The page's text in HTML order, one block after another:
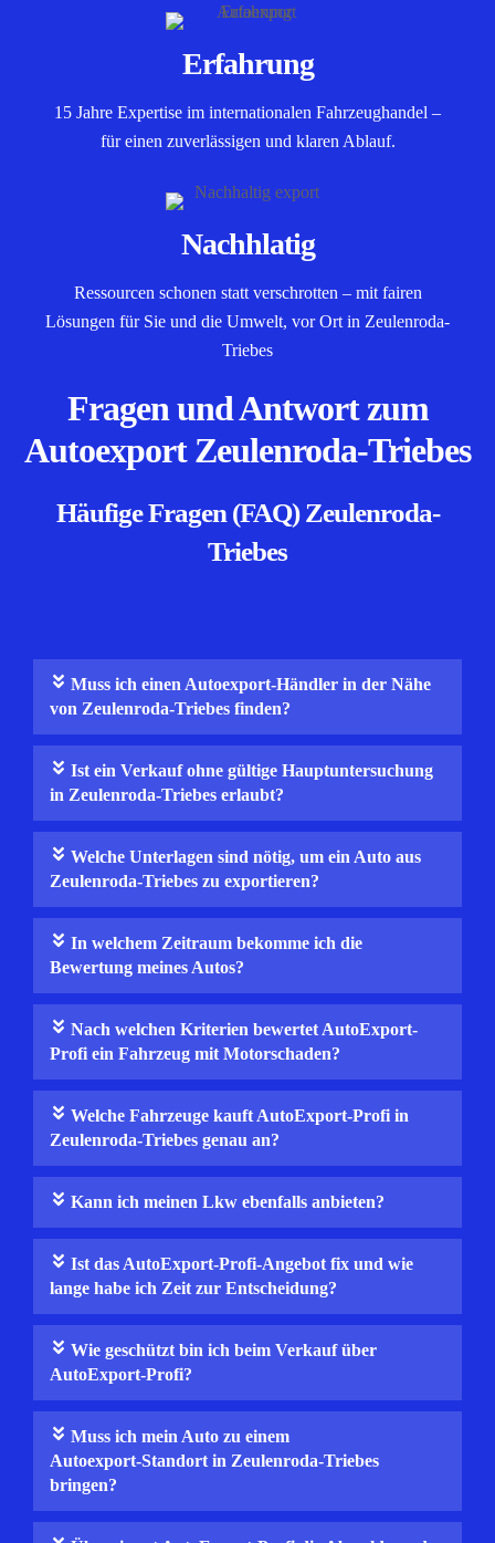
Fragen und Antwort zum
Autoexport Zeulenroda-Triebes
Häufige Fragen (FAQ) Zeulenroda-
Triebes
Muss ich einen Autoexport-Händler in der Nähe
von Zeulenroda-Triebes finden?
Ist ein Verkauf ohne gültige Hauptuntersuchung
in Zeulenroda-Triebes erlaubt?
Welche Unterlagen sind nötig, um ein Auto aus
Zeulenroda-Triebes zu exportieren?
In welchem Zeitraum bekomme ich die
Bewertung meines Autos?
Nach welchen Kriterien bewertet AutoExport-
Profi ein Fahrzeug mit Motorschaden?
Welche Fahrzeuge kauft AutoExport-Profi in
Zeulenroda-Triebes genau an?
Kann ich meinen Lkw ebenfalls anbieten?
Ist das AutoExport-Profi-Angebot fix und wie
lange habe ich Zeit zur Entscheidung?
Wie geschützt bin ich beim Verkauf über
AutoExport-Profi?
Muss ich mein Auto zu einem
Autoexport‑Standort in Zeulenroda-Triebes
bringen?
Erfahrung
15 Jahre Expertise im internationalen Fahrzeughandel –
für einen zuverlässigen und klaren Ablauf.
Nachhlatig
Ressourcen schonen statt verschrotten – mit fairen
Lösungen für Sie und die Umwelt, vor Ort in Zeulenroda-
Triebes